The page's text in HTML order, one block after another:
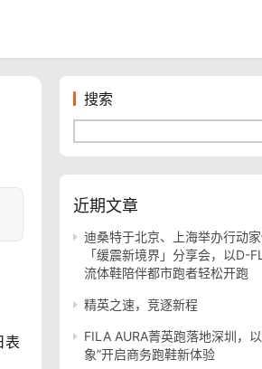
表
搜索
近期文章
迪桑特于北京、上海举办行动
「缓震新境界」分享会，以D-
流体鞋陪伴都市跑者轻松开跑
精英之速，竞逐新程
FILA AURA菁英跑落地深圳，
象”开启商务跑鞋新体验